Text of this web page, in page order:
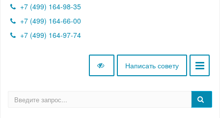
+7 (499) 164-98-35
+7 (499) 164-66-00
+7 (499) 164-97-74
Написать совету